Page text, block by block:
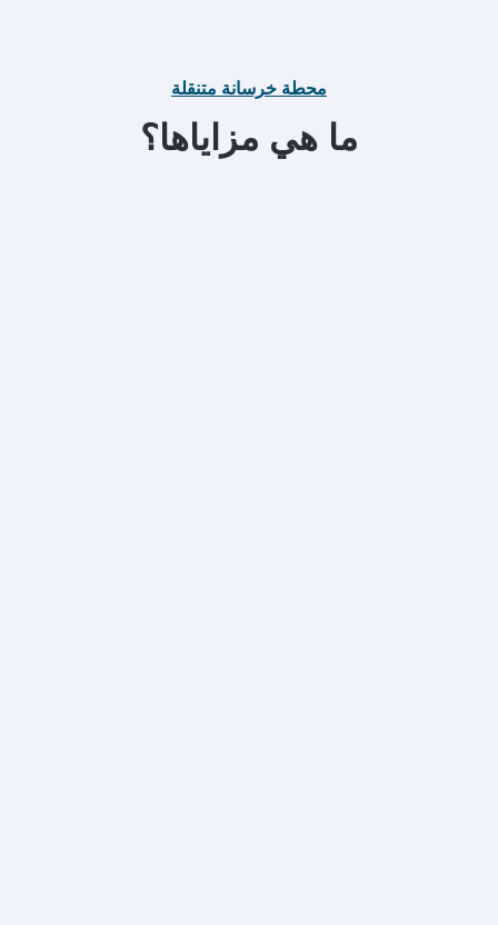
محطة خرسانة متنقلة
ما هي مزاياها؟